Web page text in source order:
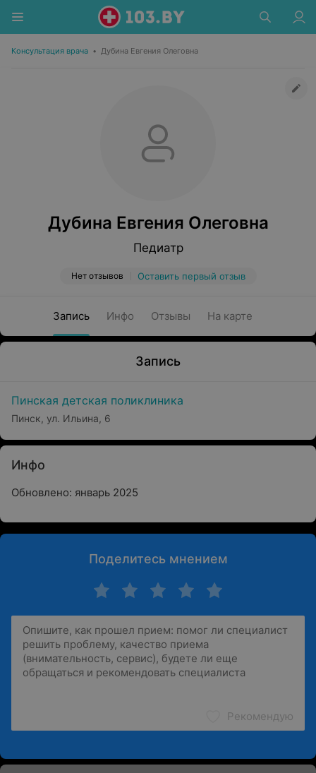
Консультация врача • Дубина Евгения Олеговна
Дубина Евгения Олеговна
Педиатр
Нет отзывов Оставить первый отзыв
Запись Инфо Отзывы На карте
Запись
Пинская детская поликлиника
Пинск, ул. Ильина, 6
Инфо
Обновлено: январь 2025
Поделитесь мнением
Рекомендую